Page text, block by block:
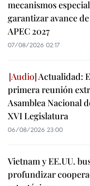
mecanismos
garantizar avance
APEC 2027
07/08/2026 02:17
Actualidad:
primera reunión
Asamblea Nacional
XVI Legislatura
06/08/2026 23:00
Vietnam y EE.UU.
profundizar